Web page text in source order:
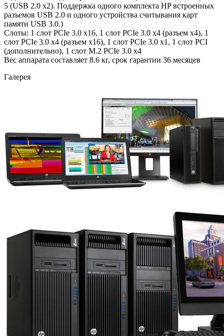
5 (USB 2.0 x2). Поддержка одного комплекта HP встроенных
разъемов USB 2.0 и одного устройства считывания карт
памяти USB 3.0.)
Слоты: 1 слот PCIe 3.0 x16, 1 слот PCIe 3.0 x4 (разъем x4), 1
слот PCIe 3.0 x4 (разъем x16), 1 слот PCIe 3.0 x1, 1 слот PCI
(дополнительно), 1 слот M.2 PCIe 3.0 x4
Вес аппарата составляет 8.6 кг, срок гарантии 36 месяцев
Галерея